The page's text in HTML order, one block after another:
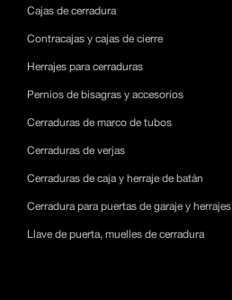
Cajas de cerradura
Contracajas y cajas de cierre
Herrajes para cerraduras
Pernios de bisagras y accesorios
Cerraduras de marco de tubos
Cerraduras de verjas
Cerraduras de caja y herraje de batán
Cerradura para puertas de garaje y herrajes
Llave de puerta, muelles de cerradura